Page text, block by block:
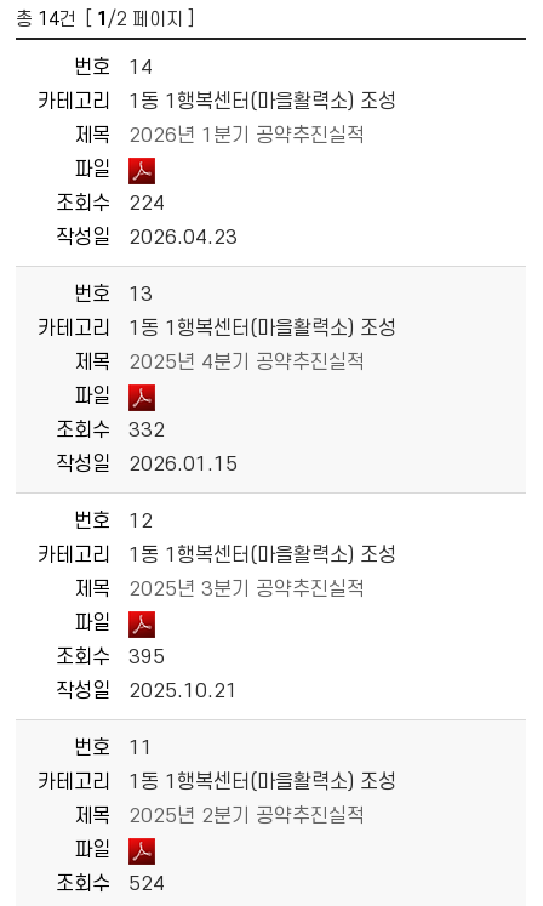
총 14건 [ 1/2 페이지 ]
번호
14
카테고리
1동 1행복센터(마을활력소) 조성
제목
2026년 1분기 공약추진실적
파일
조회수
224
작성일
2026.04.23
번호
13
카테고리
1동 1행복센터(마을활력소) 조성
제목
2025년 4분기 공약추진실적
파일
조회수
332
작성일
2026.01.15
번호
12
카테고리
1동 1행복센터(마을활력소) 조성
제목
2025년 3분기 공약추진실적
파일
조회수
395
작성일
2025.10.21
번호
11
카테고리
1동 1행복센터(마을활력소) 조성
제목
2025년 2분기 공약추진실적
파일
조회수
524